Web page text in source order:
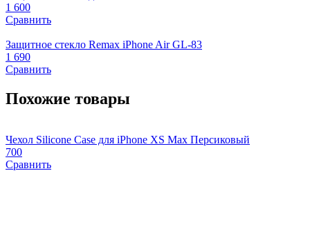
1 600
Сравнить
Защитное стекло Remax iPhone Air GL-83
1 690
Сравнить
Похожие товары
Чехол Silicone Case для iPhone XS Max Персиковый
700
Сравнить